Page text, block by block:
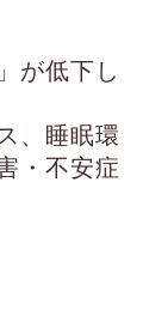
が低下し
、睡眠環
・不安症